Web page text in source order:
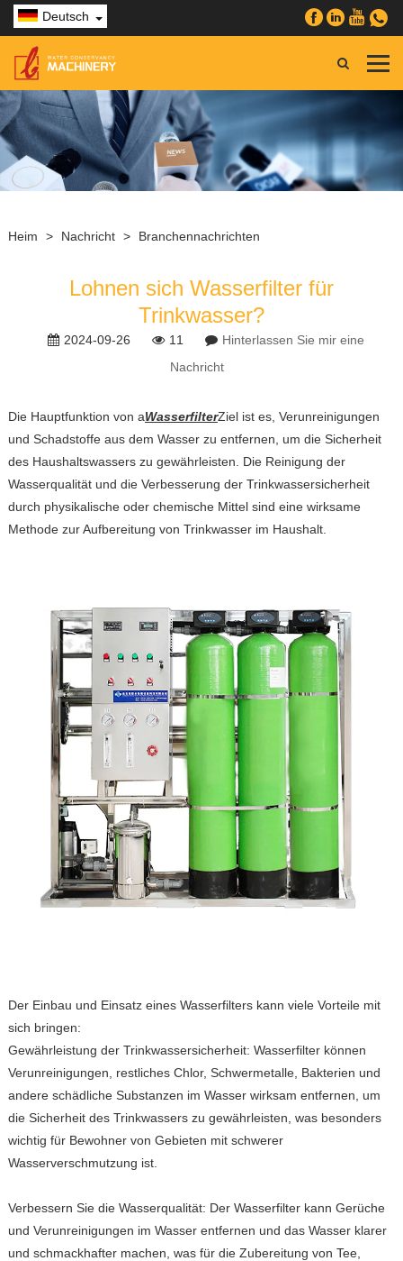
Deutsch
Heim > Nachricht > Branchennachrichten
Lohnen sich Wasserfilter für
Trinkwasser?
2024-09-26 11
Hinterlassen Sie mir eine
Nachricht
Die Hauptfunktion von aWasserfilterZiel ist es, Verunreinigungen
und Schadstoffe aus dem Wasser zu entfernen, um die Sicherheit
des Haushaltswassers zu gewährleisten. Die Reinigung der
Wasserqualität und die Verbesserung der Trinkwassersicherheit
durch physikalische oder chemische Mittel sind eine wirksame
Methode zur Aufbereitung von Trinkwasser im Haushalt.
Der Einbau und Einsatz eines Wasserfilters kann viele Vorteile mit
sich bringen:
Gewährleistung der Trinkwassersicherheit: Wasserfilter können
Verunreinigungen, restliches Chlor, Schwermetalle, Bakterien und
andere schädliche Substanzen im Wasser wirksam entfernen, um
die Sicherheit des Trinkwassers zu gewährleisten, was besonders
wichtig für Bewohner von Gebieten mit schwerer
Wasserverschmutzung ist.
Verbessern Sie die Wasserqualität: Der Wasserfilter kann Gerüche
und Verunreinigungen im Wasser entfernen und das Wasser klarer
und schmackhafter machen, was für die Zubereitung von Tee,